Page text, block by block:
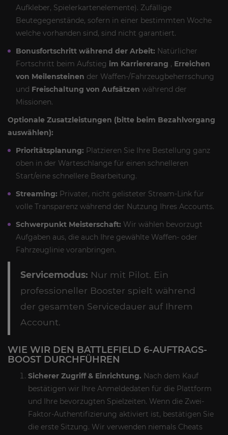
Aufkleber, Spielerkartenelemente). Zufällige
Beutegegenstände, sofern in einer bestimmten Woche
welche vorhanden sind, sind nicht garantiert.
Bonusfortschritt während der Arbeit: Natürlicher
Fortschritt beim Aufstieg im Karriererang , Erreichen
von Meilensteinen der Waffen-/Fahrzeugbeherrschung
und Freischaltung von Aufsätzen während der
Missionen.
Optionale Zusatzleistungen (bitte beim Bezahlvorgang
auswählen):
Prioritätsplanung: Platzieren Sie Ihre Bestellung ganz
oben in der Warteschlange für einen schnelleren
Start/eine schnellere Bearbeitung.
Streaming: Privater, nicht gelisteter Stream-Link für
volle Transparenz während der Nutzung Ihres Accounts.
Schwerpunkt Meisterschaft: Wir wählen bevorzugt
Aufgaben aus, die auch Ihre gewählte Waffen- oder
Fahrzeuglinie voranbringen.
Servicemodus: Nur mit Pilot. Ein
professioneller Booster spielt während
der gesamten Servicedauer auf Ihrem
Account.
WIE WIR DEN BATTLEFIELD 6-AUFTRAGS-
BOOST DURCHFÜHREN
Sicherer Zugriff & Einrichtung. Nach dem Kauf
bestätigen wir Ihre Anmeldedaten für die Plattform
und Ihre bevorzugten Spielzeiten. Wenn die Zwei-
Faktor-Authentifizierung aktiviert ist, bestätigen Sie
die erste Sitzung. Wir verwenden niemals Cheats